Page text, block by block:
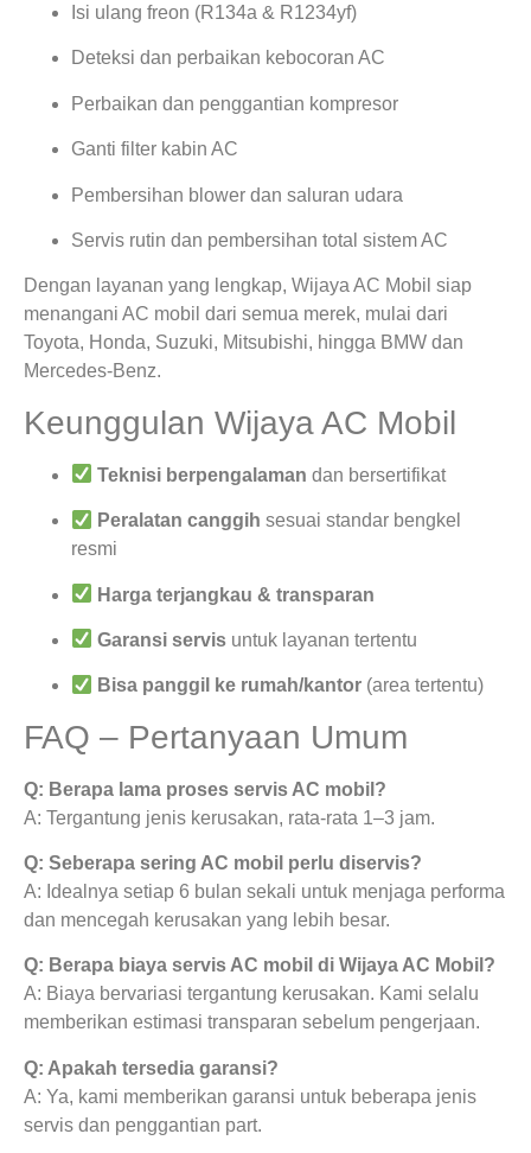
Isi ulang freon (R134a & R1234yf)
Deteksi dan perbaikan kebocoran AC
Perbaikan dan penggantian kompresor
Ganti filter kabin AC
Pembersihan blower dan saluran udara
Servis rutin dan pembersihan total sistem AC
Dengan layanan yang lengkap, Wijaya AC Mobil siap
menangani AC mobil dari semua merek, mulai dari
Toyota, Honda, Suzuki, Mitsubishi, hingga BMW dan
Mercedes-Benz.
Keunggulan Wijaya AC Mobil
Teknisi berpengalaman dan bersertifikat
Peralatan canggih sesuai standar bengkel
resmi
Harga terjangkau & transparan
Garansi servis untuk layanan tertentu
Bisa panggil ke rumah/kantor (area tertentu)
FAQ – Pertanyaan Umum
Q: Berapa lama proses servis AC mobil?
A: Tergantung jenis kerusakan, rata-rata 1–3 jam.
Q: Seberapa sering AC mobil perlu diservis?
A: Idealnya setiap 6 bulan sekali untuk menjaga performa
dan mencegah kerusakan yang lebih besar.
Q: Berapa biaya servis AC mobil di Wijaya AC Mobil?
A: Biaya bervariasi tergantung kerusakan. Kami selalu
memberikan estimasi transparan sebelum pengerjaan.
Q: Apakah tersedia garansi?
A: Ya, kami memberikan garansi untuk beberapa jenis
servis dan penggantian part.